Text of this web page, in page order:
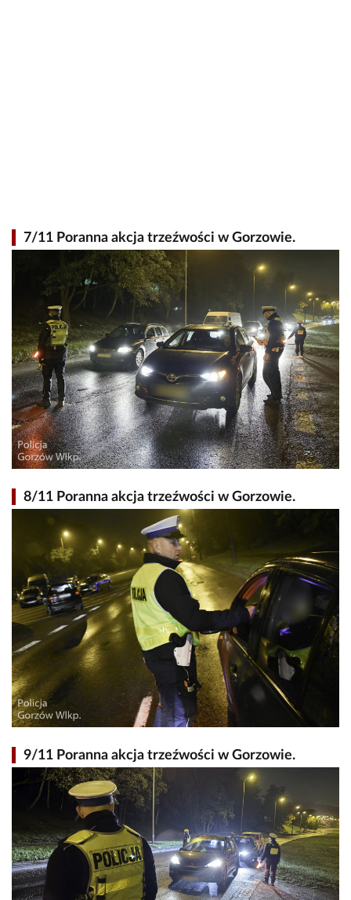
7/11 Poranna akcja trzeźwości w Gorzowie.
8/11 Poranna akcja trzeźwości w Gorzowie.
9/11 Poranna akcja trzeźwości w Gorzowie.